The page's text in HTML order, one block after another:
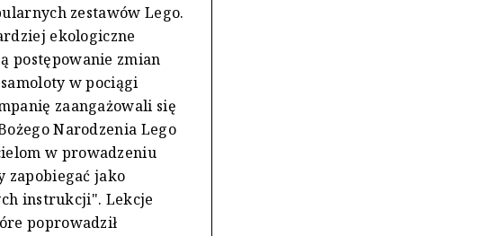
zestawów Lego.
ekologiczne
postępowanie zmian
w pociągi
zaangażowali się
Narodzenia Lego
w prowadzeniu
zapobiegać jako
instrukcji". Lekcje
poprowadził